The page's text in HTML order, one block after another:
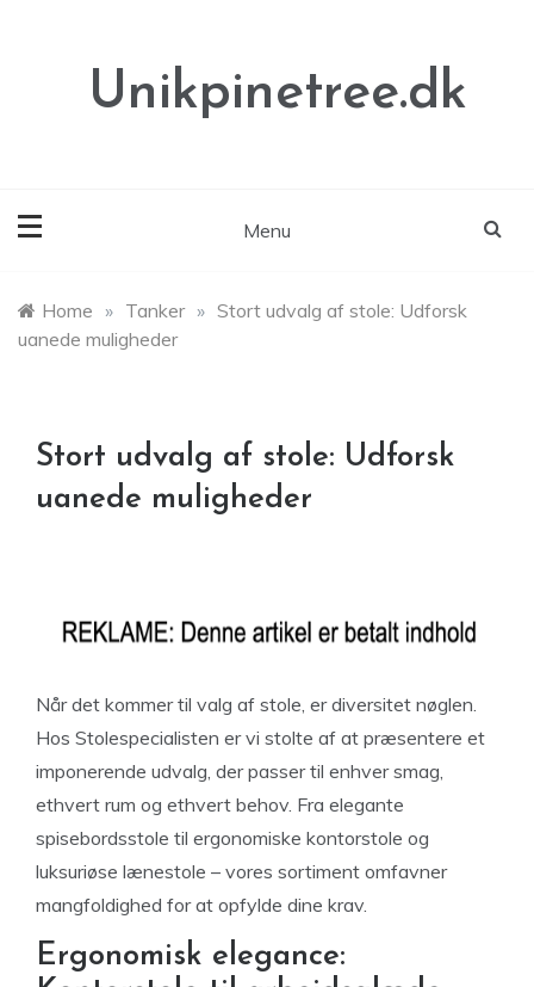
Unikpinetree.dk
Menu
Home » Tanker » Stort udvalg af stole: Udforsk
uanede muligheder
Stort udvalg af stole: Udforsk
uanede muligheder
Når det kommer til valg af stole, er diversitet nøglen.
Hos Stolespecialisten er vi stolte af at præsentere et
imponerende udvalg, der passer til enhver smag,
ethvert rum og ethvert behov. Fra elegante
spisebordsstole til ergonomiske kontorstole og
luksuriøse lænestole – vores sortiment omfavner
mangfoldighed for at opfylde dine krav.
Ergonomisk elegance: